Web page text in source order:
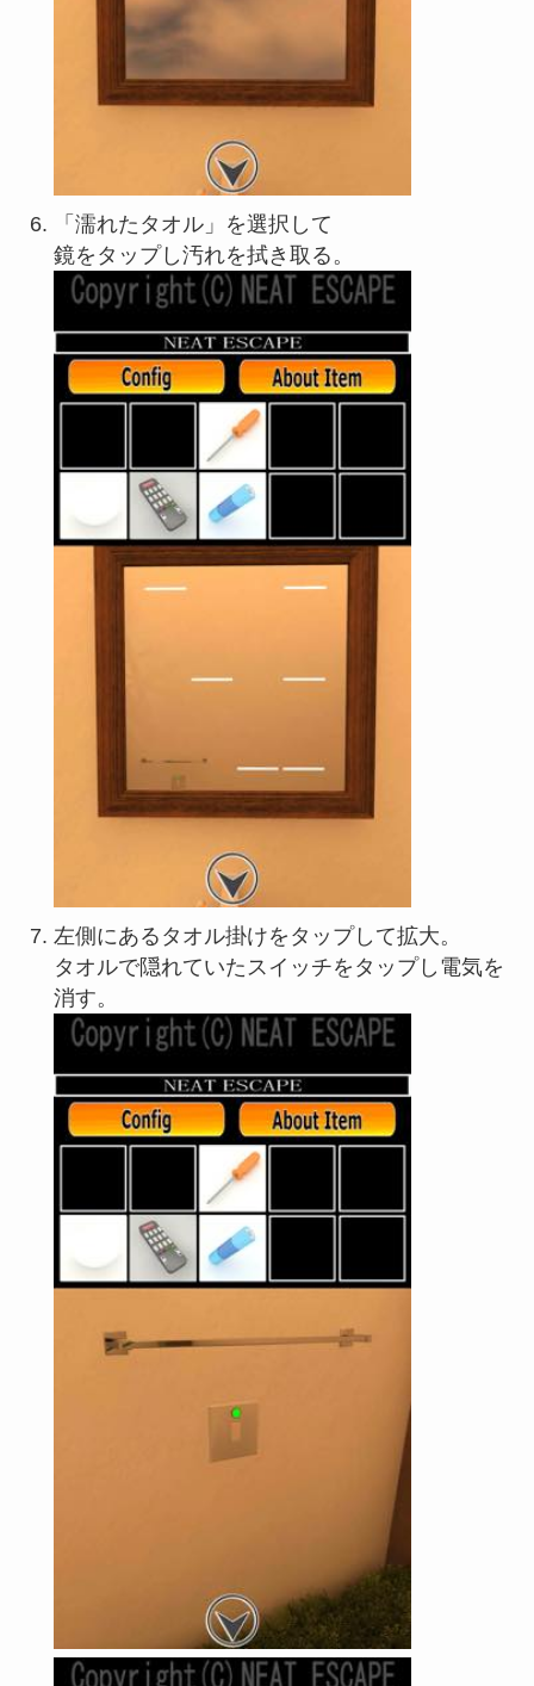
「濡れたタオル」を選択して
鏡をタップし汚れを拭き取る。
左側にあるタオル掛けをタップして拡大。
タオルで隠れていたスイッチをタップし電気を
消す。